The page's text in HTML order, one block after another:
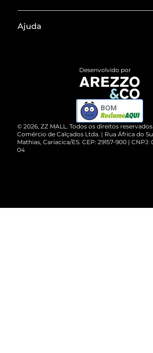
Termos de Uso
ZZ MALL é confiável
Cartão Presente
Vendas Corporativas
Ajuda
Devolução do Produto
Compre pelo WhatsApp
© 2026, ZZ MALL. Todos os direitos reservados.
Comércio de Calçados Ltda. | Rua África do
Mathias, Cariacica/ES. CEP: 29157-900 |
04
Desenvolvido por
BOM